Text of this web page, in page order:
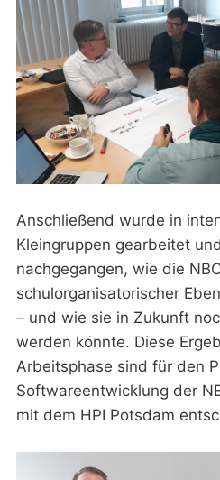
Anschließend wurde in
Kleingruppen gearbeitet
nachgegangen, wie die
schulorganisatorischer
– und wie sie in Zukunft
werden könnte. Diese
Arbeitsphase sind für den
Softwareentwicklung der
mit dem HPI Potsdam